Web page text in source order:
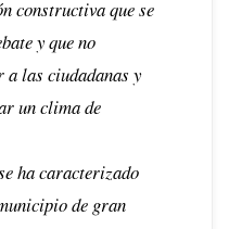
constructiva que se
y que no
las ciudadanas y
un clima de
ha caracterizado
de gran